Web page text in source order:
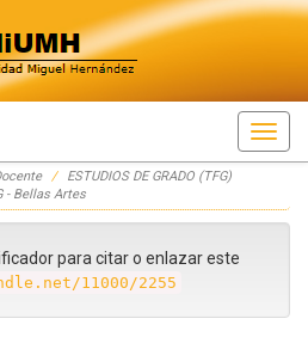
ESTUDIOS DE GRADO (TFG)
- Bellas Artes
para citar o enlazar este
11000/2255